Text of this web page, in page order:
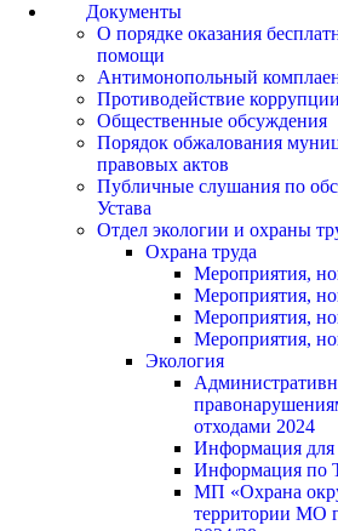
Документы
О порядке оказания
помощи
Антимонопольный
Противодействие коррупции
Общественные обсуждения
Порядок обжалования
правовых актов
Публичные слушания по
Устава
Отдел экологии и охраны
Охрана труда
Мероприятия,
Мероприятия,
Мероприятия,
Мероприятия,
Экология
отходами 2024
Информация
Информация по
МП «Охрана
территории МО